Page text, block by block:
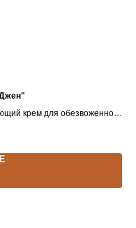
крем для обезвоженной